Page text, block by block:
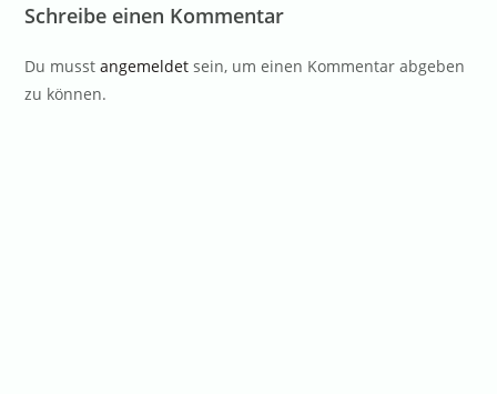
Schreibe einen Kommentar
Du musstangemeldet sein, um einen Kommentar abgeben
zu können.